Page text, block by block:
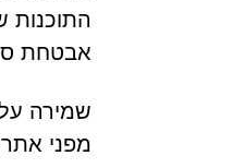
התוכנות
אבטחת
שמירה על
מפני